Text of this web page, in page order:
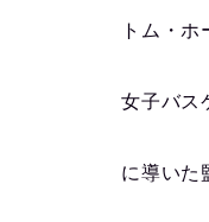
トム・
女子バス
に導いた